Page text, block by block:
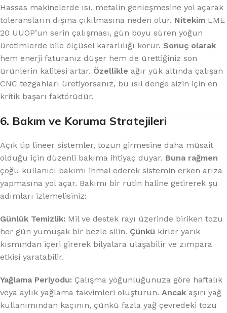
Hassas makinelerde ısı, metalin genleşmesine yol açarak
toleransların dışına çıkılmasına neden olur. Nitekim LME
20 UUOP’un serin çalışması, gün boyu süren yoğun
üretimlerde bile ölçüsel kararlılığı korur. Sonuç olarak
hem enerji faturanız düşer hem de ürettiğiniz son
ürünlerin kalitesi artar. Özellikle ağır yük altında çalışan
CNC tezgahları üretiyorsanız, bu ısıl denge sizin için en
kritik başarı faktörüdür.
6. Bakım ve Koruma Stratejileri
Açık tip lineer sistemler, tozun girmesine daha müsait
olduğu için düzenli bakıma ihtiyaç duyar. Buna rağmen
çoğu kullanıcı bakımı ihmal ederek sistemin erken arıza
yapmasına yol açar. Bakımı bir rutin haline getirerek şu
adımları izlemelisiniz:
Günlük Temizlik: Mil ve destek rayı üzerinde biriken tozu
her gün yumuşak bir bezle silin. Çünkü kirler yarık
kısmından içeri girerek bilyalara ulaşabilir ve zımpara
etkisi yaratabilir.
Yağlama Periyodu: Çalışma yoğunluğunuza göre haftalık
veya aylık yağlama takvimleri oluşturun. Ancak aşırı yağ
kullanımından kaçının, çünkü fazla yağ çevredeki tozu